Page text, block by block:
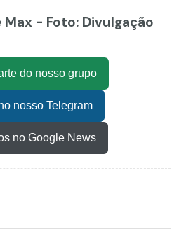
Max - Foto: Divulgação
do nosso grupo
nosso Telegram
no Google News